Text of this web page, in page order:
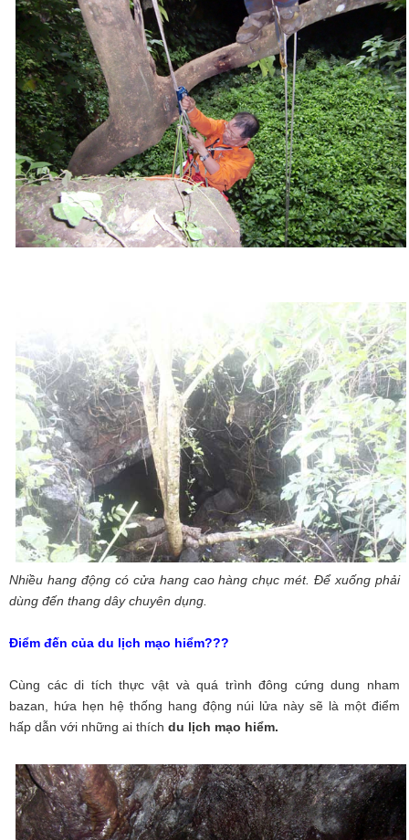
Nhiều hang động có cửa hang cao hàng chục mét. Để xuống phải
dùng đến thang dây chuyên dụng.
Điểm đến của du lịch mạo hiểm???
Cùng các di tích thực vật và quá trình đông cứng dung nham
bazan, hứa hẹn hệ thống hang động núi lửa này sẽ là một điểm
hấp dẫn với những ai thích du lịch mạo hiểm.